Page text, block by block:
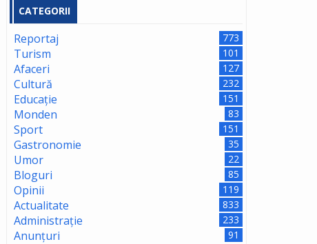
CATEGORII
Reportaj 773
Turism 101
Afaceri 127
Cultură 232
Educație 151
Monden 83
Sport 151
Gastronomie 35
Umor 22
Bloguri 85
Opinii 119
Actualitate 833
Administrație 233
Anunțuri 91